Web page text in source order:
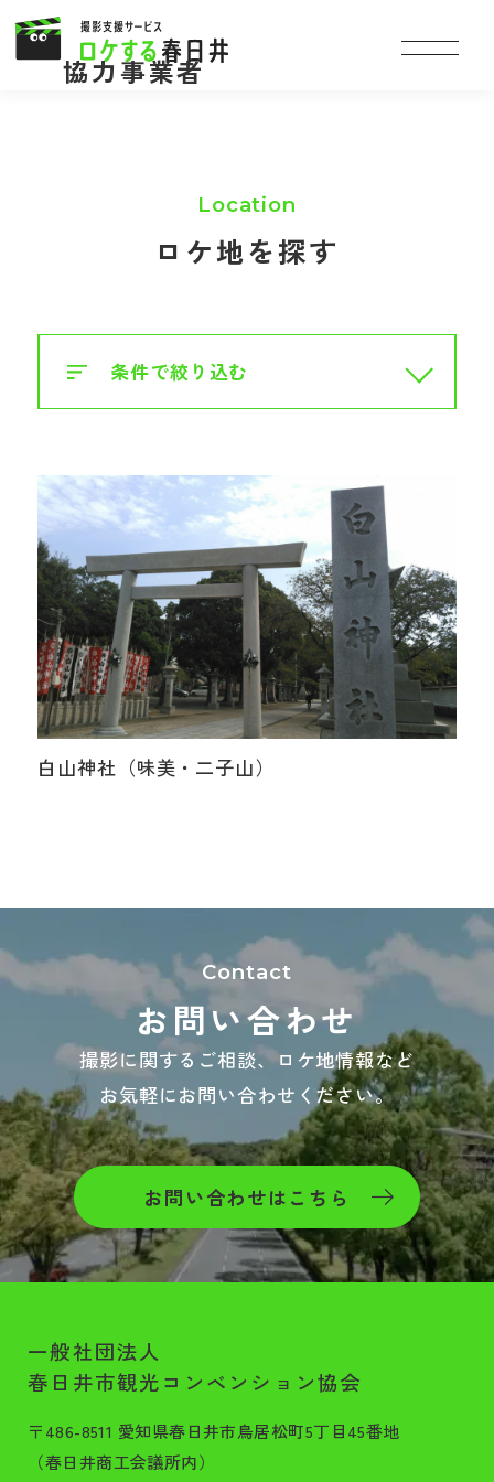
協力事業者
ロケ地を探す
条件で絞り込む
白山神社（味美・二子山）
お問い合わせ
撮影に関するご相談、ロケ地情報など
お気軽にお問い合わせください。
お問い合わせはこちら
一般社団法人
春日井市観光コンベンション協会
〒486-8511 愛知県春日井市鳥居松町5丁目45番地
（春日井商工会議所内）